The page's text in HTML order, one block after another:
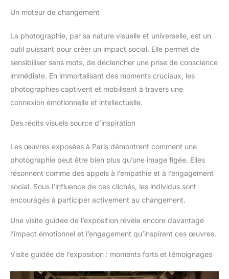
Un moteur de changement
La photographie, par sa nature visuelle et universelle, est un
outil puissant pour créer un impact social. Elle permet de
sensibiliser sans mots, de déclencher une prise de conscience
immédiate. En immortalisant des moments cruciaux, les
photographies captivent et mobilisent à travers une
connexion émotionnelle et intellectuelle.
Des récits visuels source d’inspiration
Les œuvres exposées à Paris démontrent comment une
photographie peut être bien plus qu’une image figée. Elles
résonnent comme des appels à l’empathie et à l’engagement
social. Sous l’influence de ces clichés, les individus sont
encouragés à participer activement au changement.
Une visite guidée de l’exposition révèle encore davantage
l’impact émotionnel et l’engagement qu’inspirent ces œuvres.
Visite guidée de l’exposition : moments forts et témoignages